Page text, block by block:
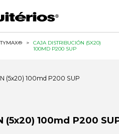
>
CAJA DISTRIBUCIÓN (5X20)
100MD P200 SUP
(5x20) 100md P200